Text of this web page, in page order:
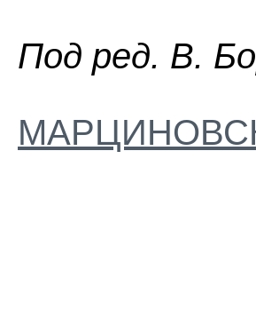
Пoд peд. B.